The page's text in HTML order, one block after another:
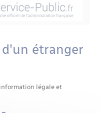
étranger
légale et